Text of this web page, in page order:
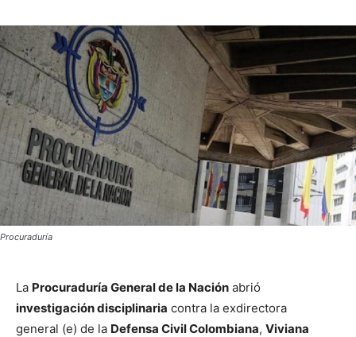
Procuraduría
La Procuraduría General de la Nación abrió
investigación disciplinaria contra la exdirectora
general (e) de la Defensa Civil Colombiana, Viviana